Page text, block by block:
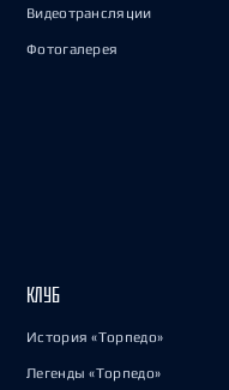
Видеотрансляции
Фотогалерея
КЛУБ
История «Торпедо»
Легенды «Торпедо»